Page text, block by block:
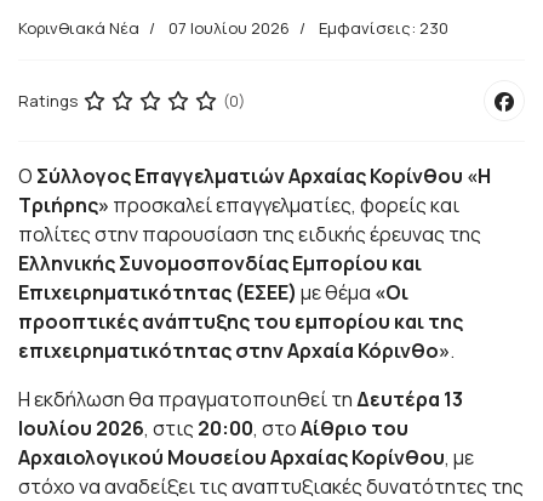
Κορινθιακά Νέα 07 Ιουλίου 2026 Εμφανίσεις: 230
Ratings (0)
Ο Σύλλογος Επαγγελματιών Αρχαίας Κορίνθου «Η
Τριήρης» προσκαλεί επαγγελματίες, φορείς και
πολίτες στην παρουσίαση της ειδικής έρευνας της
Ελληνικής Συνομοσπονδίας Εμπορίου και
Επιχειρηματικότητας (ΕΣΕΕ) με θέμα «Οι
προοπτικές ανάπτυξης του εμπορίου και της
επιχειρηματικότητας στην Αρχαία Κόρινθο».
Η εκδήλωση θα πραγματοποιηθεί τηΔευτέρα 13
Ιουλίου 2026, στις 20:00, στοΑίθριο του
Αρχαιολογικού Μουσείου Αρχαίας Κορίνθου, με
στόχο να αναδείξει τις αναπτυξιακές δυνατότητες της